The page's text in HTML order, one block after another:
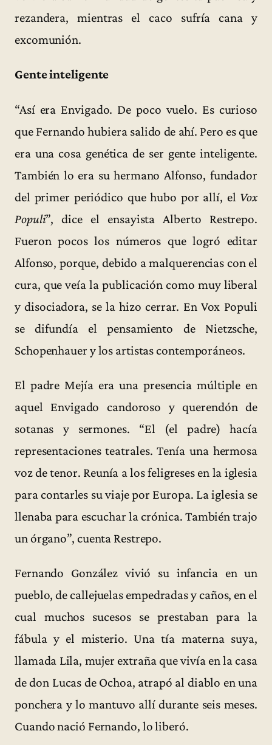
rezandera, mientras el caco sufría cana y
excomunión.
Gente inteligente
“Así era Envigado. De poco vuelo. Es curioso
que Fernando hubiera salido de ahí. Pero es que
era una cosa genética de ser gente inteligente.
También lo era su hermano Alfonso, fundador
del primer periódico que hubo por allí, el Vox
Populi”, dice el ensayista Alberto Restrepo.
Fueron pocos los números que logró editar
Alfonso, porque, debido a malquerencias con el
cura, que veía la publicación como muy liberal
y disociadora, se la hizo cerrar. En Vox Populi
se difundía el pensamiento de Nietzsche,
Schopenhauer y los artistas contemporáneos.
El padre Mejía era una presencia múltiple en
aquel Envigado candoroso y querendón de
sotanas y sermones. “El (el padre) hacía
representaciones teatrales. Tenía una hermosa
voz de tenor. Reunía a los feligreses en la iglesia
para contarles su viaje por Europa. La iglesia se
llenaba para escuchar la crónica. También trajo
un órgano”, cuenta Restrepo.
Fernando González vivió su infancia en un
pueblo, de callejuelas empedradas y caños, en el
cual muchos sucesos se prestaban para la
fábula y el misterio. Una tía materna suya,
llamada Lila, mujer extraña que vivía en la casa
de don Lucas de Ochoa, atrapó al diablo en una
ponchera y lo mantuvo allí durante seis meses.
Cuando nació Fernando, lo liberó.